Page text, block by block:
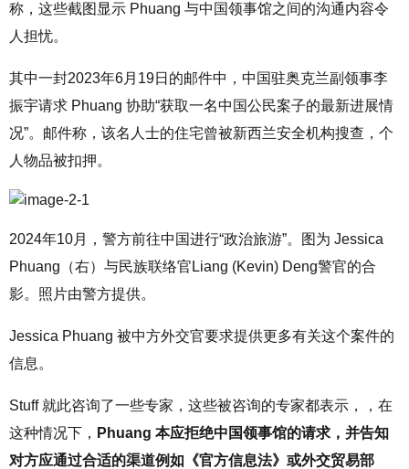
称，这些截图显示 Phuang 与中国领事馆之间的沟通内容令
人担忧。
其中一封2023年6月19日的邮件中，中国驻奥克兰副领事李
振宇请求 Phuang 协助“获取一名中国公民案子的最新进展情
况”。邮件称，该名人士的住宅曾被新西兰安全机构搜查，个
人物品被扣押。
2024年10月，警方前往中国进行“政治旅游”。图为 Jessica
Phuang（右）与民族联络官 Liang (Kevin) Deng警官的合
影。照片由警方提供。
Jessica Phuang 被中方外交官要求提供更多有关这个案件的
信息。
Stuff 就此咨询了一些专家，这些被咨询的专家都表示，，在
这种情况下， Phuang 本应拒绝中国领事馆的请求，并告知
对方应通过合适的渠道例如《官方信息法》或外交贸易部